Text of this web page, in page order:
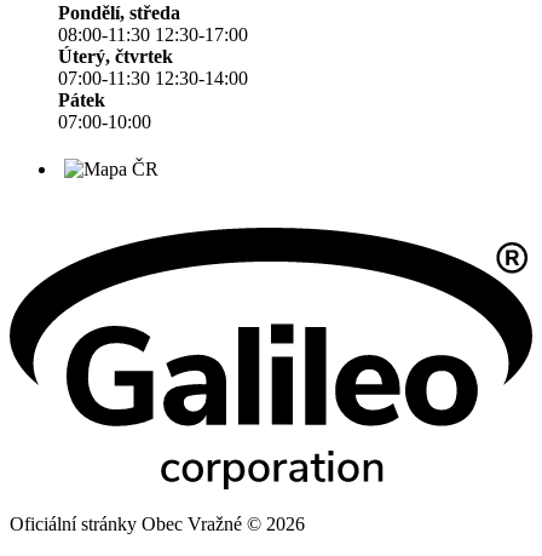
Pondělí, středa
08:00-11:30 12:30-17:00
Úterý, čtvrtek
07:00-11:30 12:30-14:00
Pátek
07:00-10:00
Oficiální stránky Obec Vražné © 2026